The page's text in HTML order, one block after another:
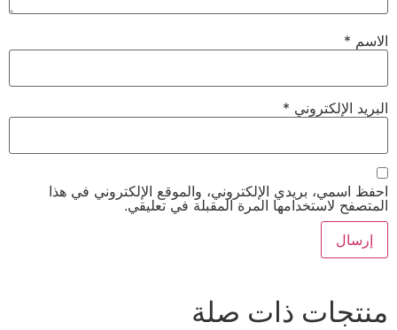
الاسم *
البريد الإلكتروني *
احفظ اسمي، بريدي الإلكتروني، والموقع الإلكتروني في هذا
المتصفح لاستخدامها المرة المقبلة في تعليقي.
منتجات ذات صلة